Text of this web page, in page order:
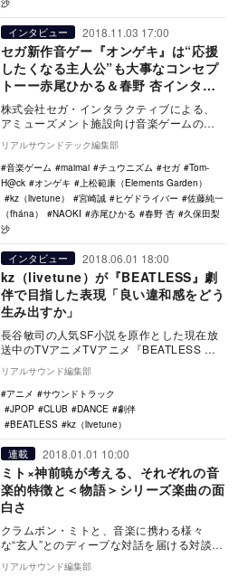
沙
インタビュー 2018.11.03 17:00
セガ新作音ゲー『オンゲキ』は“応援
したくなる主人公”も大事なコンセプ
トーー赤尾ひかる＆春野 杏インタビ
ュー
株式会社セガ・インタラクティブによる、
アミューズメント施設向け音楽ゲームの新
作『オンゲキ』。同ゲームは『maimai』
『チュウニ…
リアルサウンドテック編集部
音楽ゲーム
maimai チュウニズム セガ
Tom-
H@ck
オンゲキ
上松範康（Elements Garden）
kz（livetune）
宮崎誠 ヒゲドライバー
佐藤純一
（fhána）
NAOKI 赤尾ひかる 春野 杏
久保田梨
沙
インタビュー 2018.06.01 18:00
kz（livetune）が『BEATLESS』劇
伴で目指した表現「良い違和感をどう
生み出すか」
長谷敏司の人気SF小説を原作とした現在放
送中のTVアニメTVアニメ『BEATLESS ビ
ートレス』が、いよいよ物語の終盤へと向
か…
リアルサウンド編集部
アニメ
サウンドトラック
JPOP
CLUB DANCE
劇伴
BEATLESS
kz（livetune）
連載 2018.01.01 10:00
ミト×神前暁が考える、それぞれの音
楽的特徴と＜物語＞シリーズ楽曲の面
白さ
クラムボン・ミトと、音楽に携わる様々
な“玄人”とのディープな対話を届ける対談連
載『アジテーター・トークス』。今回は新
春特別編とし…
リアルサウンド編集部